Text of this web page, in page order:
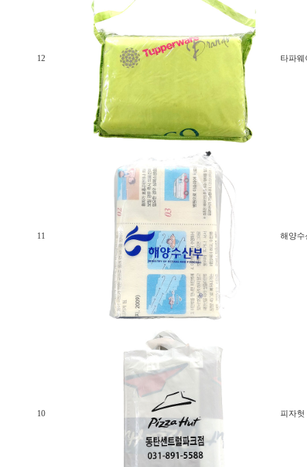
12 타파웨
11 해양수
10 피자헛